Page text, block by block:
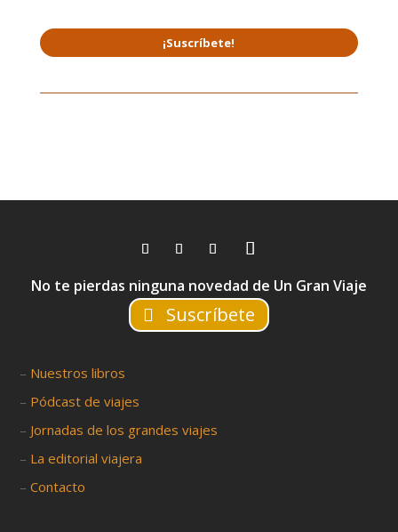
¡Suscríbete!
No te pierdas ninguna novedad de Un Gran Viaje
Suscríbete
– Nuestros libros
– Pódcast de viajes
– Jornadas de los grandes viajes
– La editorial viajera
–Contacto